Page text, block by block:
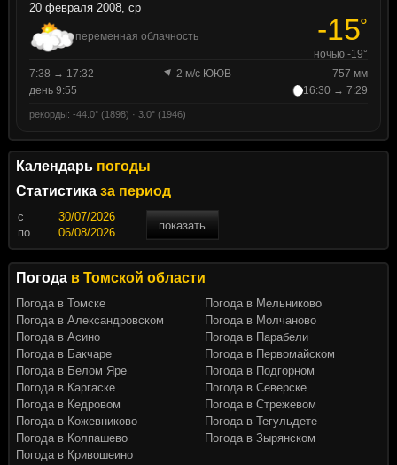
20 февраля 2008, ср
переменная облачность -15°
ночью -19°
7:38 → 17:32
2 м/с ЮЮВ
757 мм
день 9:55
16:30 → 7:29
рекорды: -44.0° (1898) · 3.0° (1946)
Календарь погоды
Статистика за период
c
показать
по
Погода в Томской области
Погода в Томске
Погода в Александровском
Погода в Асино
Погода в Бакчаре
Погода в Белом Яре
Погода в Каргаске
Погода в Кедровом
Погода в Кожевниково
Погода в Колпашево
Погода в Кривошеино
Погода в Мельниково
Погода в Молчаново
Погода в Парабели
Погода в Первомайском
Погода в Подгорном
Погода в Северске
Погода в Стрежевом
Погода в Тегульдете
Погода в Зырянском